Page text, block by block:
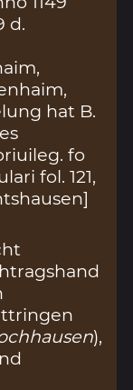
d.
hat B.
fo
fol. 121,
),